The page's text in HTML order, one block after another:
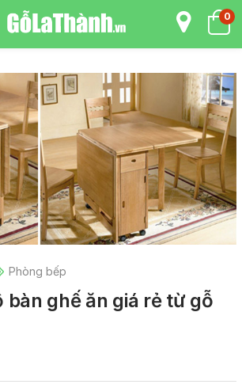
0
Phòng bếp
bàn ghế ăn giá rẻ từ gỗ